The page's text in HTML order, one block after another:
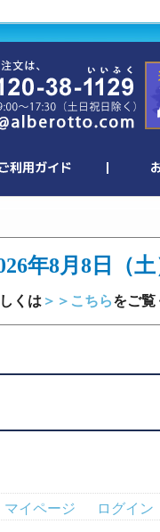
年8月8日（
くは＞＞こちらをご覧
マイページ ログイン